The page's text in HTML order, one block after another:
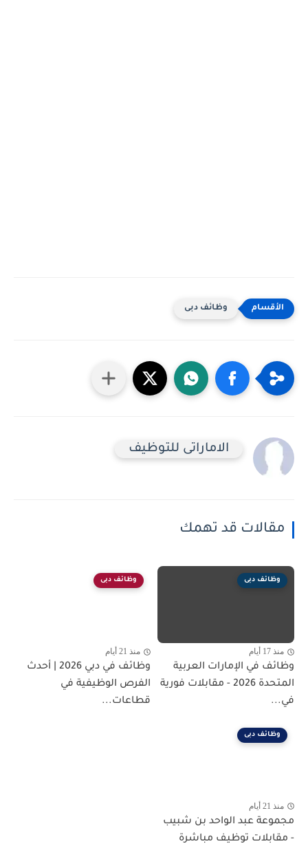
وظائف دبى
الاماراتى للتوظيف
مقالات قد تهمك
وظائف دبى
منذ 17 أيام
وظائف في الإمارات العربية
المتحدة 2026 - مقابلات فورية
في...
وظائف دبى
منذ 21 أيام
وظائف في دبي 2026 | أحدث
الفرص الوظيفية في
قطاعات...
وظائف دبى
منذ 21 أيام
مجموعة عبد الواحد بن شبيب
- مقابلات توظيف مباشرة